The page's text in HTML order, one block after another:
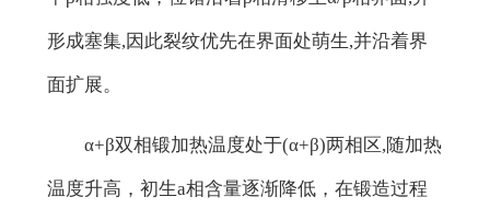
形成塞集,因此裂纹优先在界面处萌生,并沿着界
面扩展。
α+β双相锻加热温度处于(α+β)两相区,随加热
温度升高，初生a相含量逐渐降低，在锻造过程